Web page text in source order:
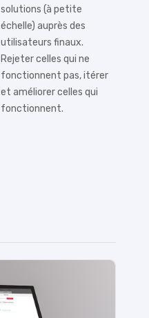
solutions (à petite
échelle) auprès des
utilisateurs finaux.
Rejeter celles qui ne
fonctionnent pas, itérer
et améliorer celles qui
fonctionnent.